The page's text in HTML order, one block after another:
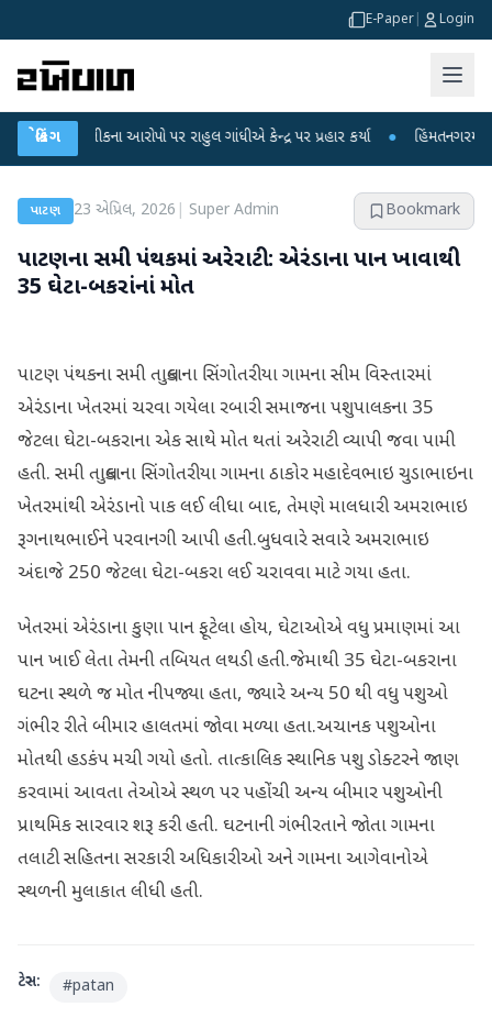
E-Paper Login
બ્રેકિંગ
લીકના આરોપો પર રાહુલ ગાંધીએ કેન્દ્ર પર પ્રહાર કર્યા ● હિંમતનગરમાં રહસ્યમય
પાટણ 23 એપ્રિલ, 2026 Super Admin Bookmark
પાટણના સમી પંથકમાં અરેરાટી : એરંડાના પાન ખાવાથી
35 ઘેટા-બકરાંનાં મોત
પાટણ પંથકના સમી તાલુકાના સિંગોતરીયા ગામના સીમ વિસ્તારમાં
એરંડાના ખેતરમાં ચરવા ગયેલા રબારી સમાજના પશુપાલકના 35
જેટલા ઘેટા-બકરાના એક સાથે મોત થતાં અરેરાટી વ્યાપી જવા પામી
હતી. સમી તાલુકાના સિંગોતરીયા ગામના ઠાકોર મહાદેવભાઇ ચુડાભાઇના
ખેતરમાંથી એરંડાનો પાક લઈ લીધા બાદ, તેમણે માલધારી અમરાભાઇ
રૂગનાથભાઈને પરવાનગી આપી હતી.બુધવારે સવારે અમરાભાઇ
અંદાજે 250 જેટલા ઘેટા-બકરા લઈ ચરાવવા માટે ગયા હતા.
ખેતરમાં એરંડાના કુણા પાન ફૂટેલા હોય, ઘેટાઓએ વધુ પ્રમાણમાં આ
પાન ખાઈ લેતા તેમની તબિયત લથડી હતી.જેમાથી 35 ઘેટા-બકરાના
ઘટના સ્થળે જ મોત નીપજ્યા હતા, જ્યારે અન્ય 50 થી વધુ પશુઓ
ગંભીર રીતે બીમાર હાલતમાં જોવા મળ્યા હતા.અચાનક પશુઓના
મોતથી હડકંપ મચી ગયો હતો. તાત્કાલિક સ્થાનિક પશુ ડોક્ટરને જાણ
કરવામાં આવતા તેઓએ સ્થળ પર પહોંચી અન્ય બીમાર પશુઓની
પ્રાથમિક સારવાર શરૂ કરી હતી. ઘટનાની ગંભીરતાને જોતા ગામના
તલાટી સહિતના સરકારી અધિકારીઓ અને ગામના આગેવાનોએ
સ્થળની મુલાકાત લીધી હતી.
ટેગ્સ: #patan